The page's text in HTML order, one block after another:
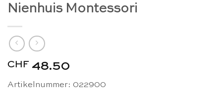
Nienhuis Montessori
CHF 48.50
Artikelnummer: 022900